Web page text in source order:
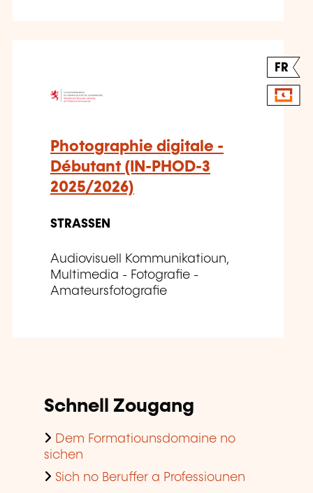
FR
Photographie digitale -
Débutant (IN-PHOD-3
2025/2026)
STRASSEN
Audiovisuell Kommunikatioun,
Multimedia - Fotografie -
Amateursfotografie
Schnell Zougang
Dem Formatiounsdomaine no
sichen
Sich no Beruffer a Professiounen